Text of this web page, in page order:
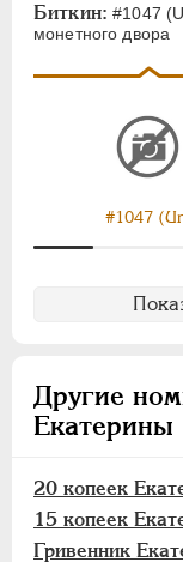
Биткин: #1047
монетного двора
#1047
Другие
Екатерины
20 копеек
15 копеек
Гривенник
Для Молдовы
Таврические
Монетовидные
1796-
НИКОЛАЙ I
АЛЕКСАНДР III
ИНОСТРАННЫЕ